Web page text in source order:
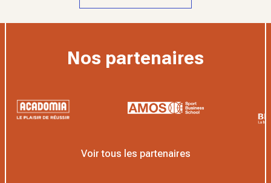
Nos partenaires
Voir tous les partenaires